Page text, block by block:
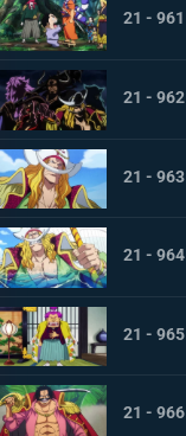
21 - 961
21 - 962
21 - 963
21 - 964
21 - 965
21 - 966